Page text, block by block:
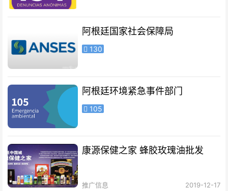
阿根廷国家社会保障局
130
阿根廷环境紧急事件部门
105
康源保健之家 蜂胶玫瑰油批发
推广信息 2019-12-17